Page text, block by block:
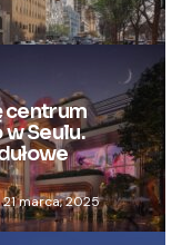
2024
centrum
Seulu.
21 marca, 2025